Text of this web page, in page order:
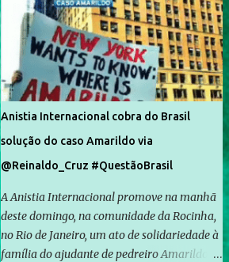
Anistia Internacional cobra do Brasil
solução do caso Amarildo via
@Reinaldo_Cruz #QuestãoBrasil
A Anistia Internacional promove na manhã
deste domingo, na comunidade da Rocinha,
no Rio de Janeiro, um ato de solidariedade à
família do ajudante de pedreiro Amarildo de